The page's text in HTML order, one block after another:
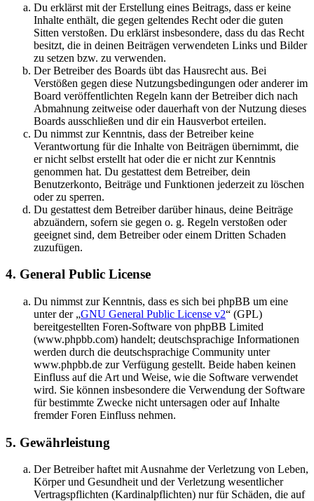
Du erklärst mit der Erstellung eines Beitrags, dass er keine
Inhalte enthält, die gegen geltendes Recht oder die guten
Sitten verstoßen. Du erklärst insbesondere, dass du das Recht
besitzt, die in deinen Beiträgen verwendeten Links und Bilder
zu setzen bzw. zu verwenden.
Der Betreiber des Boards übt das Hausrecht aus. Bei
Verstößen gegen diese Nutzungsbedingungen oder anderer im
Board veröffentlichten Regeln kann der Betreiber dich nach
Abmahnung zeitweise oder dauerhaft von der Nutzung dieses
Boards ausschließen und dir ein Hausverbot erteilen.
Du nimmst zur Kenntnis, dass der Betreiber keine
Verantwortung für die Inhalte von Beiträgen übernimmt, die
er nicht selbst erstellt hat oder die er nicht zur Kenntnis
genommen hat. Du gestattest dem Betreiber, dein
Benutzerkonto, Beiträge und Funktionen jederzeit zu löschen
oder zu sperren.
Du gestattest dem Betreiber darüber hinaus, deine Beiträge
abzuändern, sofern sie gegen o. g. Regeln verstoßen oder
geeignet sind, dem Betreiber oder einem Dritten Schaden
zuzufügen.
4. General Public License
Du nimmst zur Kenntnis, dass es sich bei phpBB um eine
unter der „GNU General Public License v2“ (GPL)
bereitgestellten Foren-Software von phpBB Limited
(www.phpbb.com) handelt; deutschsprachige Informationen
werden durch die deutschsprachige Community unter
www.phpbb.de zur Verfügung gestellt. Beide haben keinen
Einfluss auf die Art und Weise, wie die Software verwendet
wird. Sie können insbesondere die Verwendung der Software
für bestimmte Zwecke nicht untersagen oder auf Inhalte
fremder Foren Einfluss nehmen.
5. Gewährleistung
Der Betreiber haftet mit Ausnahme der Verletzung von Leben,
Körper und Gesundheit und der Verletzung wesentlicher
Vertragspflichten (Kardinalpflichten) nur für Schäden, die auf